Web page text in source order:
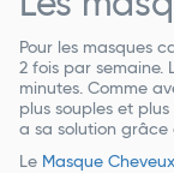
Pour les masques
2 fois par semaine.
minutes. Comme
plus souples et
a sa solution grâce
Le Masque